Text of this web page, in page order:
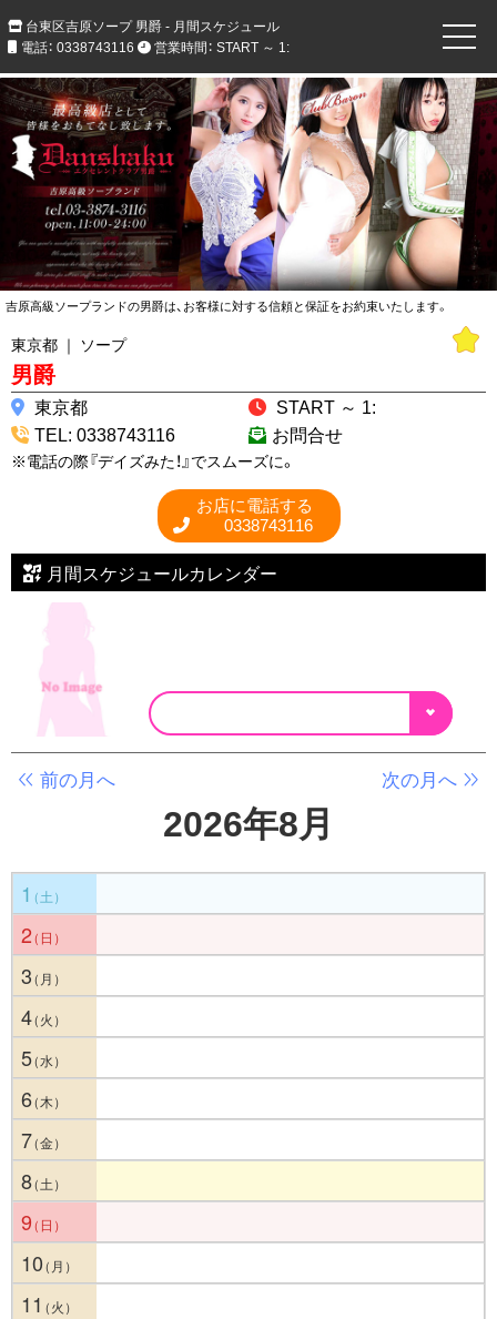
台東区吉原ソープ 男爵 - 月間スケジュール
電話： 0338743116
営業時間： START ～ 1:
吉原高級ソープランドの男爵は、お客様に対する信頼と保証をお約束いたします。
東京都 ｜ ソープ
男爵
東京都
START ～ 1:
TEL: 0338743116
お問合せ
※電話の際『デイズみた！』でスムーズに。
お店に電話する
0338743116
月間スケジュールカレンダー
前の月へ 次の月へ
2026年8月
1
2
3
4
5
6
7
8
9
10
11